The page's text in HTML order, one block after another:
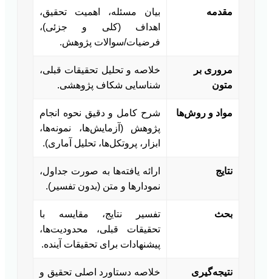
مقدمه
بیان مسئله، اهمیت تحقیق،
اهداف (کلی و جزئی)،
فرضیات/سوالات پژوهش.
مروری بر
متون
خلاصه و تحلیل تحقیقات قبلی،
شناسایی شکاف پژوهشی.
مواد و روش‌ها
شرح کامل و دقیق نحوه انجام
پژوهش (آزمایش‌ها، نمونه‌ها،
ابزار، پروتکل‌ها، تحلیل آماری).
نتایج
ارائه یافته‌ها به صورت جداول،
نمودارها و متن (بدون تفسیر).
بحث
تفسیر نتایج، مقایسه با
تحقیقات قبلی، محدودیت‌ها،
پیشنهادات برای تحقیقات آینده.
نتیجه‌گیری
خلاصه دستاورد اصلی تحقیق و